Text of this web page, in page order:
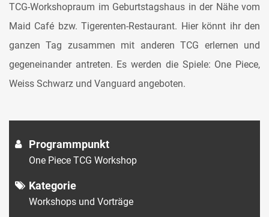
TCG-Workshopraum im Geburtstagshaus in der Nähe vom
Maid Café bzw. Tigerenten-Restaurant. Hier könnt ihr den
ganzen Tag zusammen mit anderen TCG erlernen und
gegeneinander antreten. Es werden die Spiele: One Piece,
Weiss Schwarz und Vanguard angeboten.
Programmpunkt
One Piece TCG Workshop
Kategorie
Workshops und Vorträge